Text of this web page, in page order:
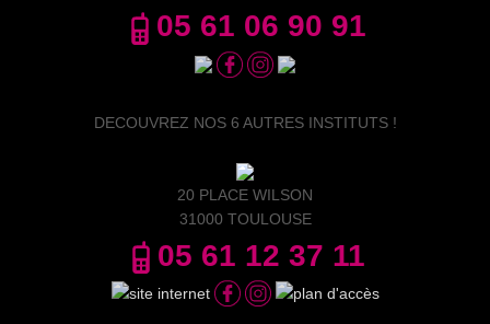
05 61 06 90 91
DECOUVREZ NOS 6 AUTRES INSTITUTS !
20 PLACE WILSON
31000 TOULOUSE
05 61 12 37 11